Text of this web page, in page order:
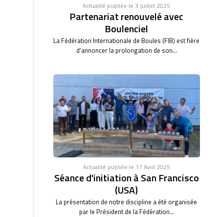
Actualité publiée le 3 Juillet 2025
Partenariat renouvelé avec
Boulenciel
La Fédération Internationale de Boules (FIB) est fière
d’annoncer la prolongation de son...
Actualité publiée le 17 Avril 2025
Séance d'initiation à San Francisco
(USA)
La présentation de notre discipline a été organisée
par le Président de la Fédération...